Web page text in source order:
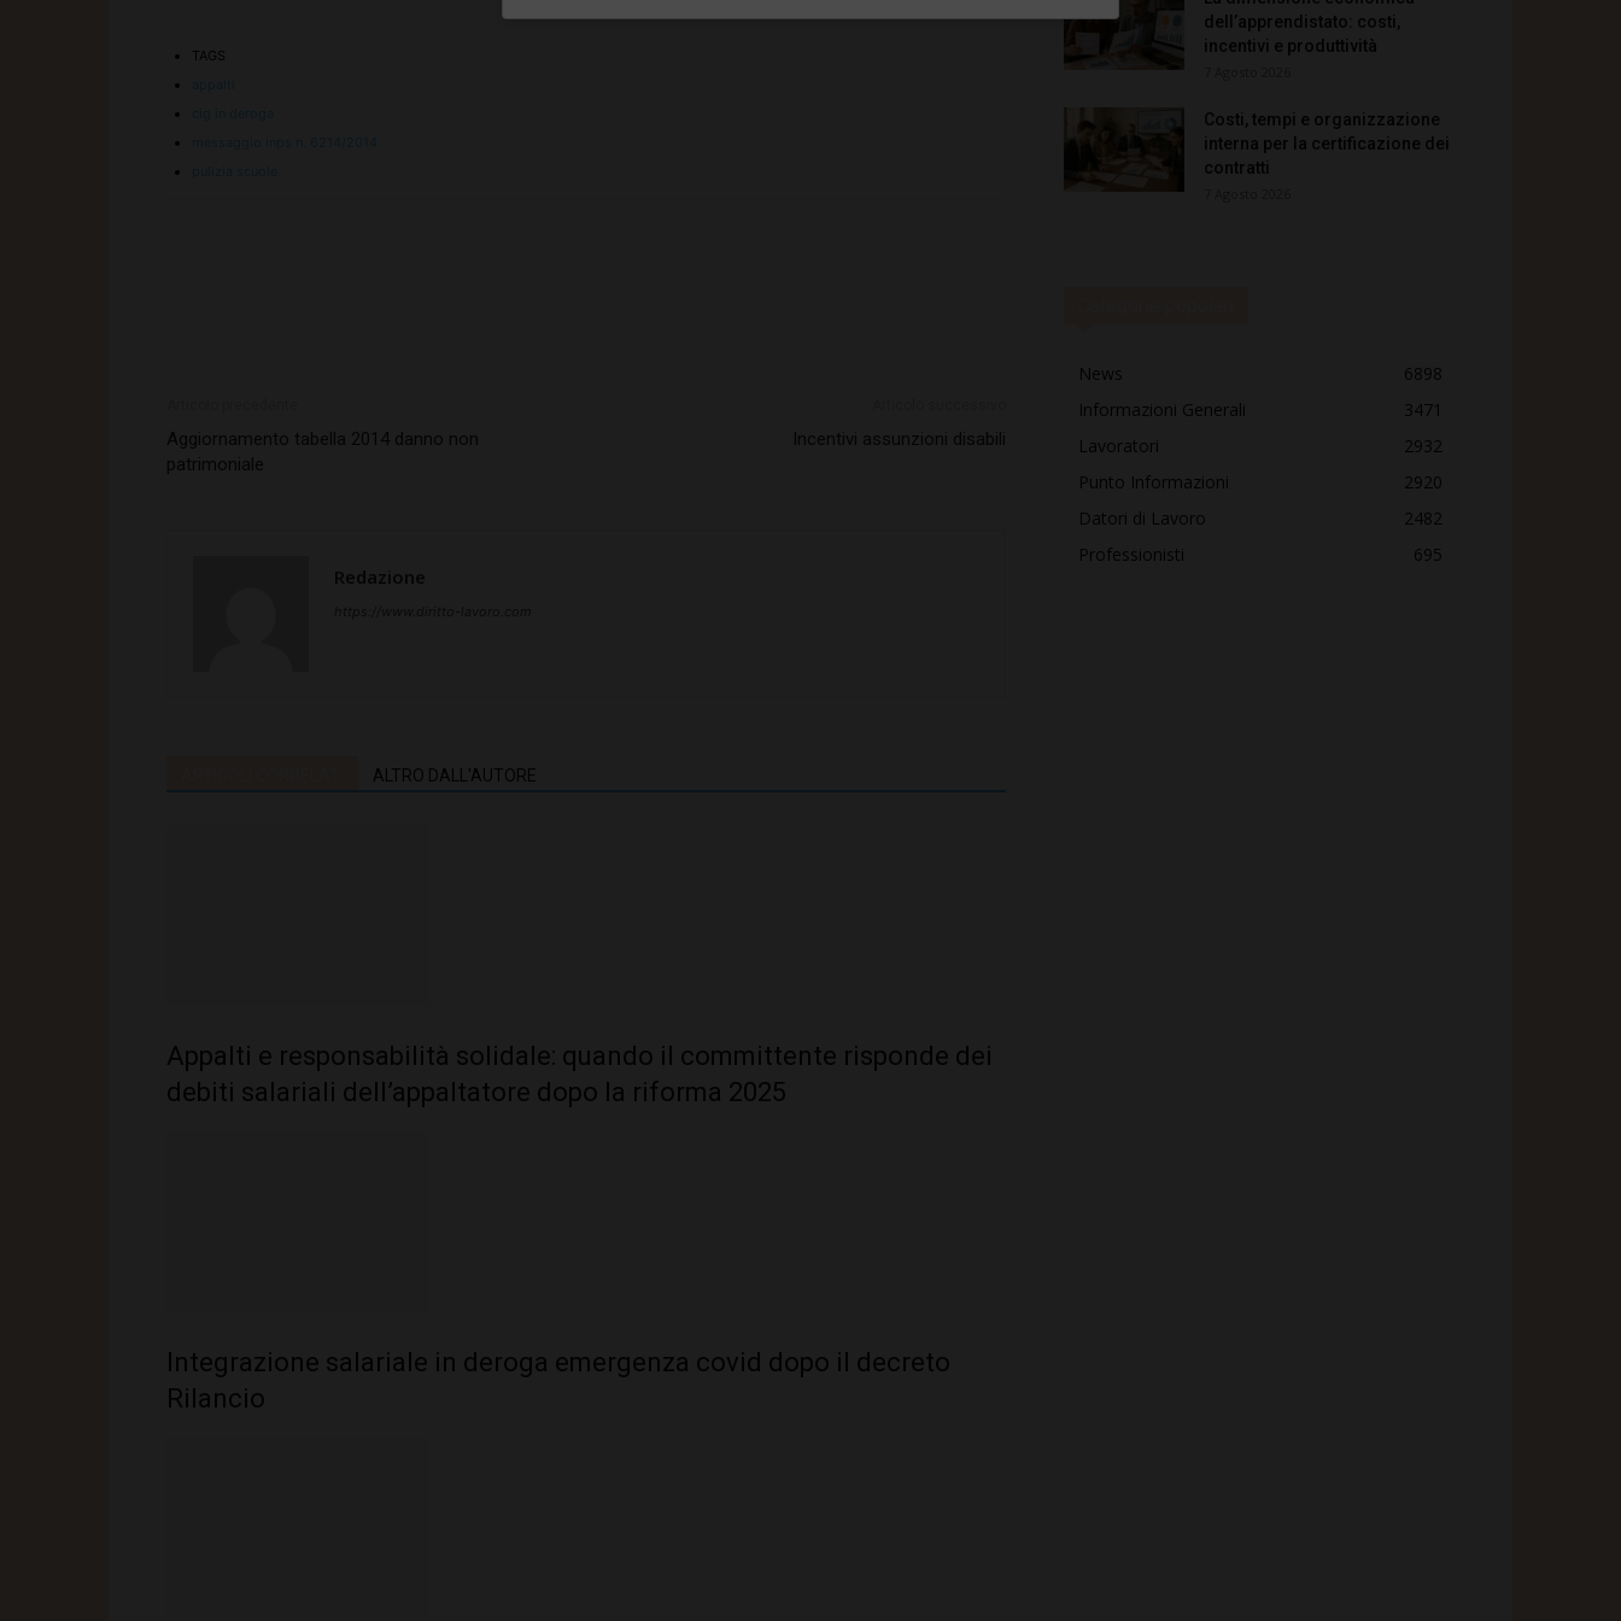
TAGS
Aggiornamento tabella 2014 danno non
patrimoniale
Incentivi assunzioni disabili
Redazione
ALTRO DALL'AUTORE
Appalti e responsabilità solidale: quando il committente risponde dei
debiti salariali dell’appaltatore dopo la riforma 2025
Integrazione salariale in deroga emergenza covid dopo il decreto
Rilancio
dell’apprendistato: costi,
incentivi e produttività
Costi, tempi e organizzazione
interna per la certificazione dei
contratti
News
6898
Informazioni Generali
3471
Lavoratori
2932
Punto Informazioni
2920
Datori di Lavoro
2482
Professionisti
695